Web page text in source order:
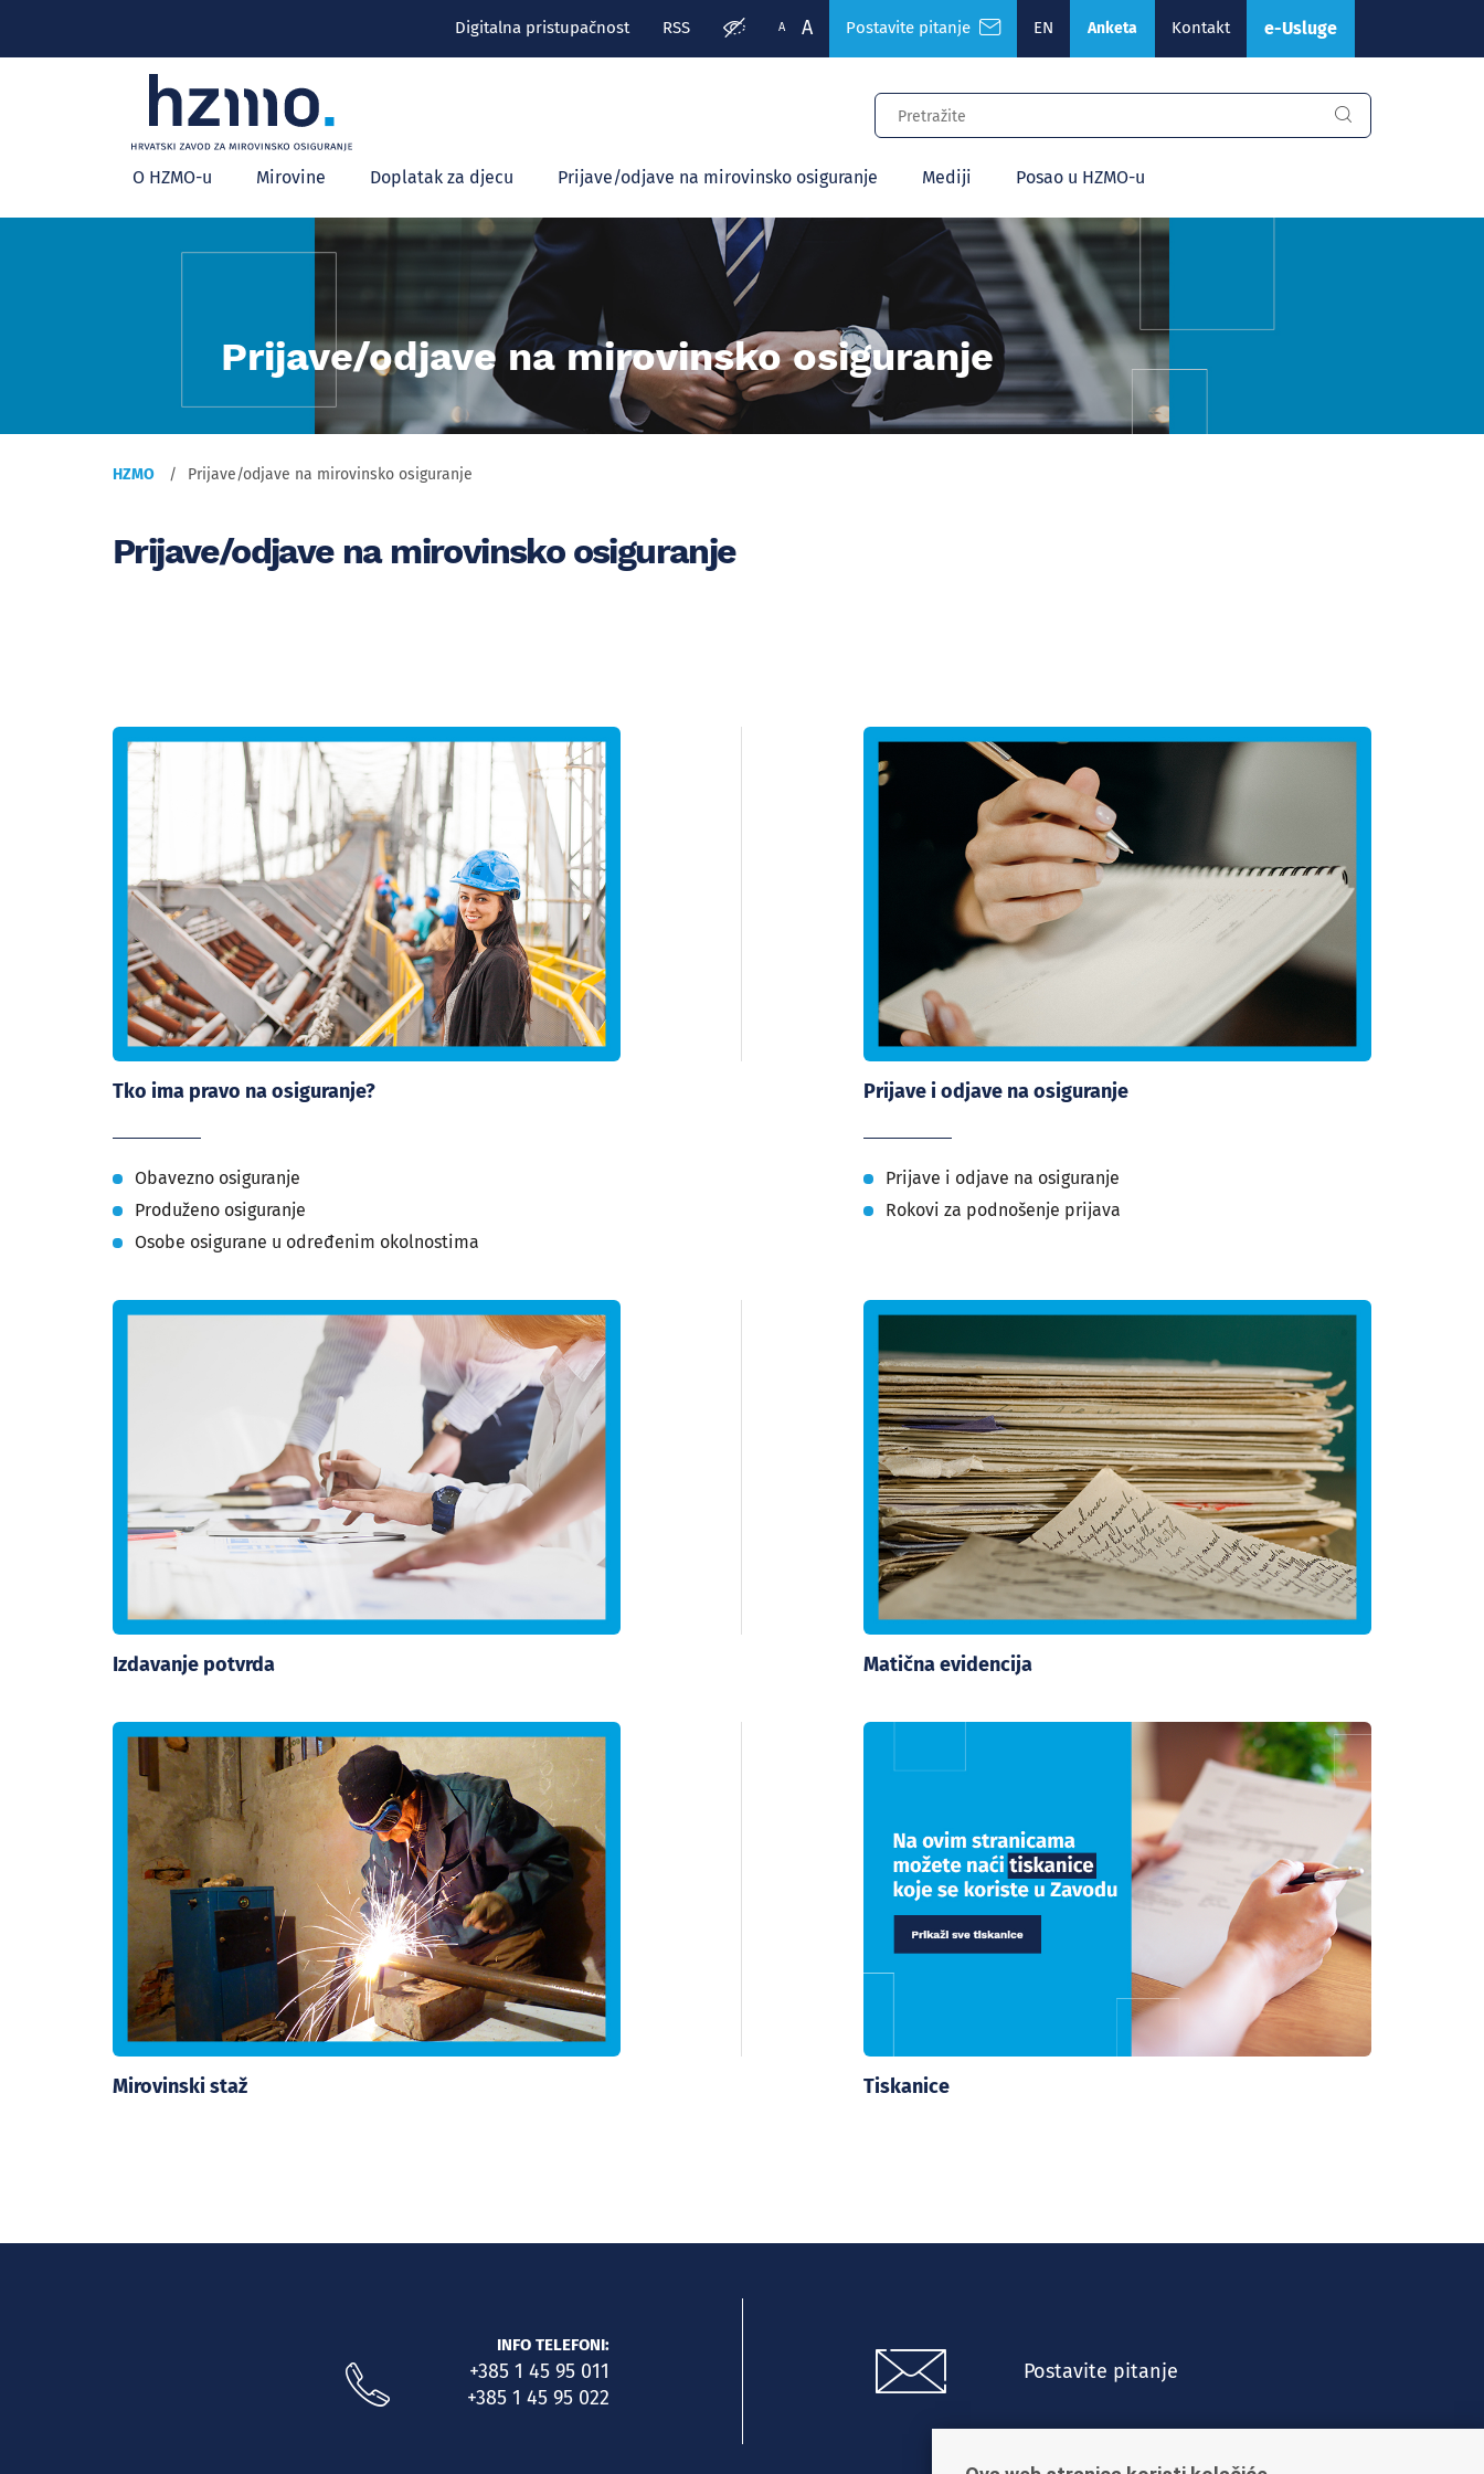
Digitalna pristupačnost RSS A A Postavite pitanje EN Anketa Kontakt e-Usluge
Glavni
izbornik
O HZMO-u Mirovine Doplatak za djecu Prijave/odjave na mirovinsko osiguranje Mediji Posao u HZMO-u
Prijave/odjave na mirovinsko osiguranje
HZMO Prijave/odjave na mirovinsko osiguranje
Prijave/odjave na mirovinsko osiguranje
Tko ima pravo na osiguranje?
Obavezno osiguranje
Produženo osiguranje
Osobe osigurane u određenim okolnostima
Prijave i odjave na osiguranje
Prijave i odjave na osiguranje
Rokovi za podnošenje prijava
Izdavanje potvrda Matična evidencija
Mirovinski staž Tiskanice
INFO TELEFONI:
+385 1 45 95 011
+385 1 45 95 022
Postavite pitanje